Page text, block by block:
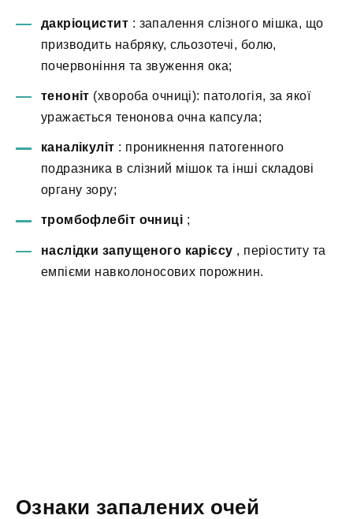
дакріоцистит: запалення слізного мішка, що
призводить набряку, сльозотечі, болю,
почервоніння та звуження ока;
теноніт (хвороба очниці): патологія, за якої
уражається тенонова очна капсула;
каналікуліт : проникнення патогенного
подразника в слізний мішок та інші складові
органу зору;
тромбофлебіт очниці ;
наслідки запущеного карієсу , періоститу та
емпієми навколоносових порожнин.
Ознаки запалених очей